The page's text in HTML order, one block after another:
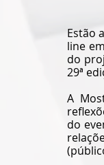
Estão
line
do
29ª
A
do